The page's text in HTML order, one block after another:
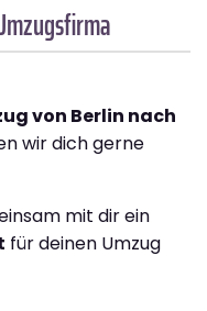
von Berlin nach
wir dich gerne
mit dir ein
für deinen Umzug